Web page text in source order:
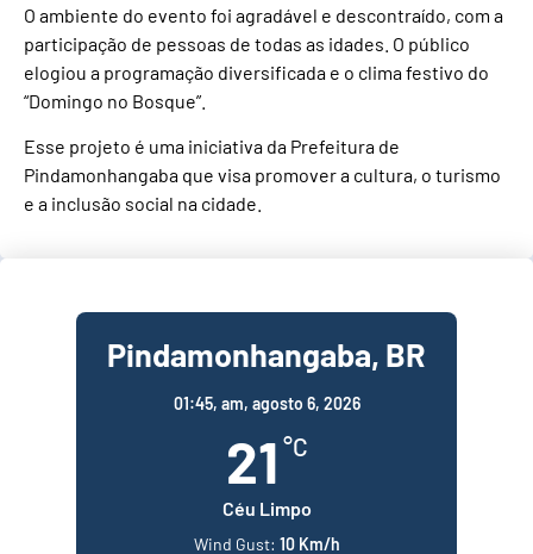
O ambiente do evento foi agradável e descontraído, com a
participação de pessoas de todas as idades. O público
elogiou a programação diversificada e o clima festivo do
“Domingo no Bosque”.
Esse projeto é uma iniciativa da Prefeitura de
Pindamonhangaba que visa promover a cultura, o turismo
e a inclusão social na cidade.
Pindamonhangaba, BR
01:45, am, agosto 6, 2026
21 °C
Céu Limpo
Wind Gust: 10 Km/h